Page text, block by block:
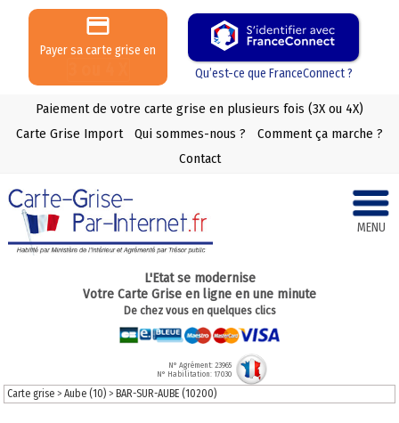
Payer sa carte grise en
Qu’est-ce que FranceConnect ?
Paiement de votre carte grise en plusieurs fois (3X ou 4X)
Carte Grise Import
Qui sommes-nous ?
Comment ça marche ?
Contact
MENU
L'Etat se modernise
Votre Carte Grise en ligne en une minute
De chez vous en quelques clics
N° Agrément: 23965
N° Habilitation: 17030
Carte grise >Aube (10)> BAR-SUR-AUBE (10200)